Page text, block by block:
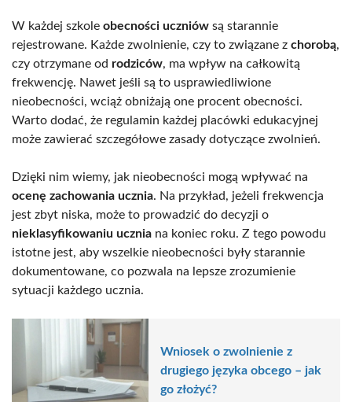
W każdej szkole obecności uczniów są starannie
rejestrowane. Każde zwolnienie, czy to związane z chorobą,
czy otrzymane od rodziców, ma wpływ na całkowitą
frekwencję. Nawet jeśli są to usprawiedliwione
nieobecności, wciąż obniżają one procent obecności.
Warto dodać, że regulamin każdej placówki edukacyjnej
może zawierać szczegółowe zasady dotyczące zwolnień.
Dzięki nim wiemy, jak nieobecności mogą wpływać na
ocenę zachowania ucznia. Na przykład, jeżeli frekwencja
jest zbyt niska, może to prowadzić do decyzji o
nieklasyfikowaniu ucznia na koniec roku. Z tego powodu
istotne jest, aby wszelkie nieobecności były starannie
dokumentowane, co pozwala na lepsze zrozumienie
sytuacji każdego ucznia.
Wniosek o zwolnienie z
drugiego języka obcego – jak
go złożyć?